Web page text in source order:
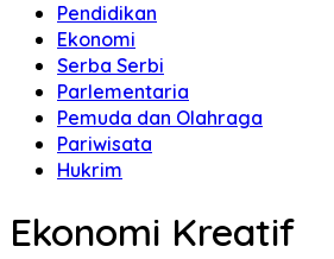
Pendidikan
Ekonomi
Serba Serbi
Parlementaria
Pemuda dan Olahraga
Pariwisata
Hukrim
Ekonomi Kreatif